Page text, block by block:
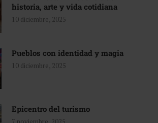
historia, arte y vida cotidiana
10 diciembre, 2025
Pueblos con identidad y magia
10 diciembre, 2025
Epicentro del turismo